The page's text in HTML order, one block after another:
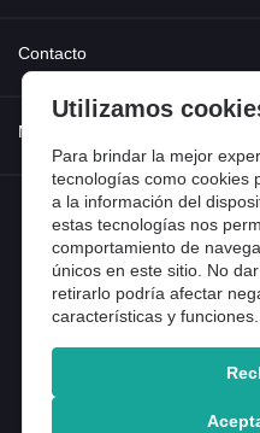
Quienes somos
Preguntas frecuentes
Entradas de blog
Contacto
Calle Ferraz 42, Madrid
Teléfono
918 13 81 81
Email
info@tiendental.com
Mi cuenta
Iniciar sesión
Historial de pedidos
Mi lista de compra
Copyright 2025 ©
Utilizamos
Para brindar la mejor
tecnologías como cookies
a la información del
estas tecnologías nos
comportamiento de
únicos en este sitio. No
retirarlo podría afectar
características y funciones.